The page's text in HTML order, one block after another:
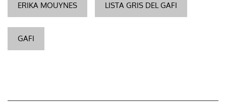
ERIKA MOUYNES LISTA GRIS DEL GAFI
GAFI